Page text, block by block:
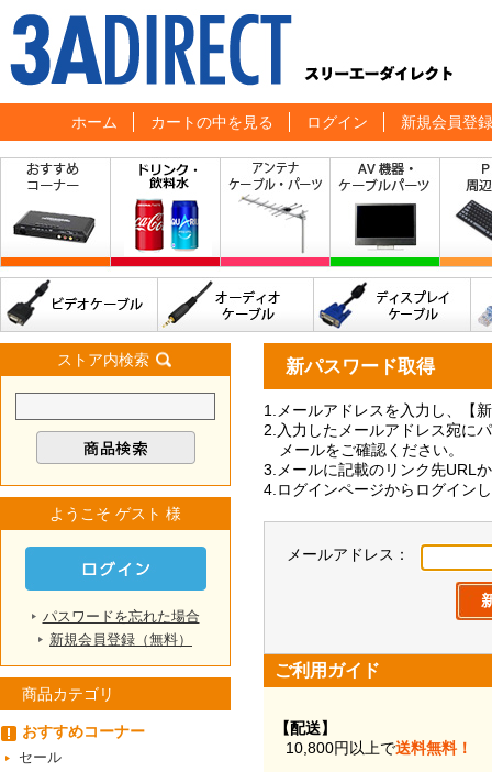
ホーム カートの中を見る ログイン 新規会員登録
新パスワード取得
1.メールアドレスを入力し、【
2.入力したメールアドレス宛に
メールをご確認ください。
3.メールに記載のリンク先URL
4.ログインページからログイン
メールアドレス：
ご利用ガイド
【配送】
10,800円以上で送料無料！
ストア内検索
ようこそ ゲスト 様
パスワードを忘れた場合
新規会員登録（無料）
商品カテゴリ
おすすめコーナー
セール